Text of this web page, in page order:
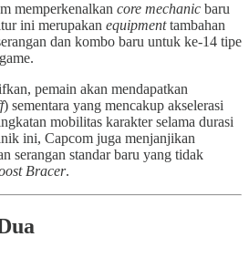
memperkenalkan core mechanic baru
ini merupakan equipmenttambahan
dan kombo baru untuk ke-14 tipe
pemain akan mendapatkan
) sementara yang mencakup akselerasi
mobilitas karakter selama durasi
ini, Capcom juga menjanjikan
serangan standar baru yang tidak
Bracer.